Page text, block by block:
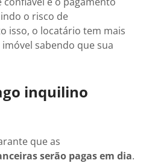
o risco de
isso, o locatário tem mais
sabendo que sua
inquilino
que as
serão pagas em dia.